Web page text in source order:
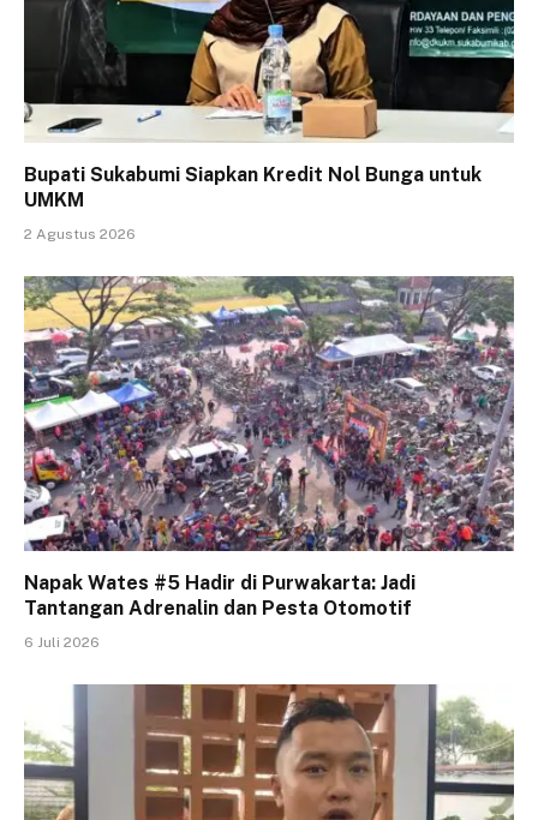
Bupati Sukabumi Siapkan Kredit Nol Bunga untuk
UMKM
2 Agustus 2026
Napak Wates #5 Hadir di Purwakarta: Jadi
Tantangan Adrenalin dan Pesta Otomotif
6 Juli 2026